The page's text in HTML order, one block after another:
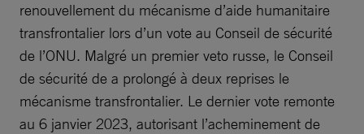
renouvellement du mécanisme d’aide humanitaire
transfrontalier lors d’un vote au Conseil de sécurité
de l’ONU. Malgré un premier veto russe, le Conseil
de sécurité de a prolongé à deux reprises le
mécanisme transfrontalier. Le dernier vote remonte
au 6 janvier 2023, autorisant l’acheminement de